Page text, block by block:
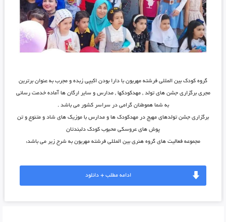
گروه کودک بین المللی فرشته مهربون با دارا بودن اکیپی زبده و مجرب به عنوان برترین
مجری برگزاری جشن های تولد , مهدکودکها , مدارس و سایر ارگان ها آماده خدمت رسانی
به شما هموطنان گرامی در سراسر کشور می باشد .
برگزاری جشن تولدهای مهیج در مهدکودک ها و مدارس با موزیک های شاد و متنوع و تن
پوش های عروسکی محبوب کودک دلبندتان
مجموعه فعالیت های گروه هنری بین المللی فرشته مهربون به شرح زیر می باشد:
ادامه مطلب + دانلود